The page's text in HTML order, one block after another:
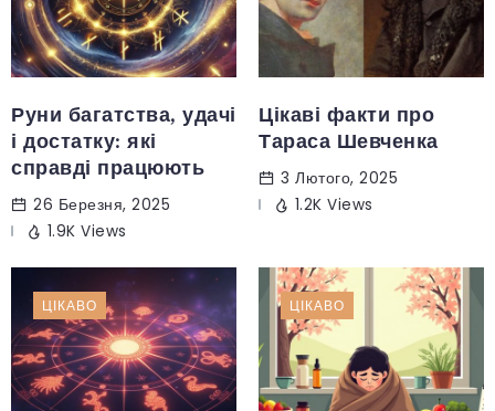
Руни багатства, удачі
і достатку: які
справді працюють
26 Березня, 2025
1.9K Views
Цікаві факти про
Тараса Шевченка
3 Лютого, 2025
1.2K Views
ЦІКАВО ЦІКАВО